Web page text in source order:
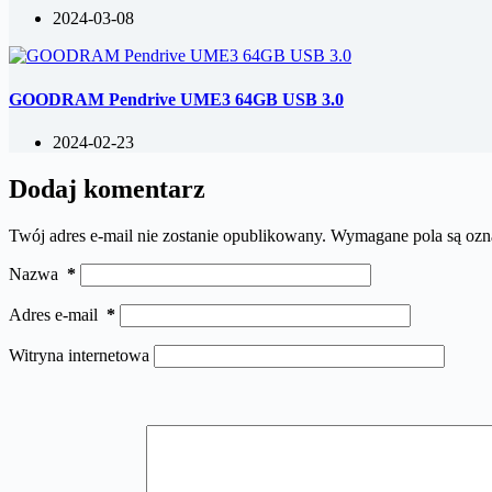
2024-03-08
GOODRAM Pendrive UME3 64GB USB 3.0
2024-02-23
Dodaj komentarz
Twój adres e-mail nie zostanie opublikowany. Wymagane pola są
Nazwa *
Adres e-mail *
Witryna internetowa